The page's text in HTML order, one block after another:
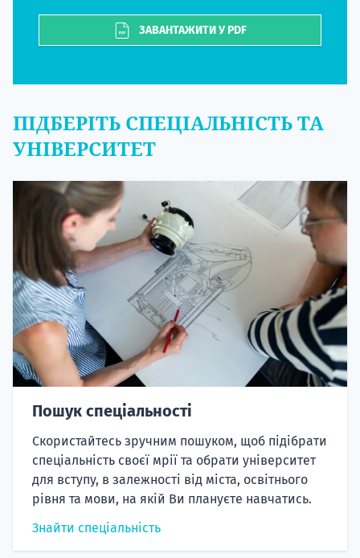
ЗАВАНТАЖИТИ У PDF
ПІДБЕРІТЬ СПЕЦІАЛЬНІСТЬ ТА
УНІВЕРСИТЕТ
Пошук спеціальності
Скористайтесь зручним пошуком, щоб підібрати
спеціальність своєї мрії та обрати університет
для вступу, в залежності від міста, освітнього
рівня та мови, на якій Ви плануєте навчатись.
Знайти спеціальність